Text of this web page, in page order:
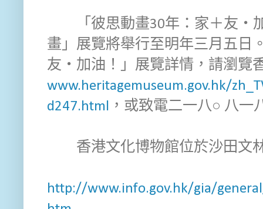
「彼思動畫30年：家＋友‧加
畫」展覽將舉行至明年三月五日
友‧加油！」展覽詳情，請瀏覽
www.heritagemuseum.gov.hk/
d247.html
，或致電二一八○ 八一
香港文化博物館位於沙田文
http://www.info.gov.hk/gia/